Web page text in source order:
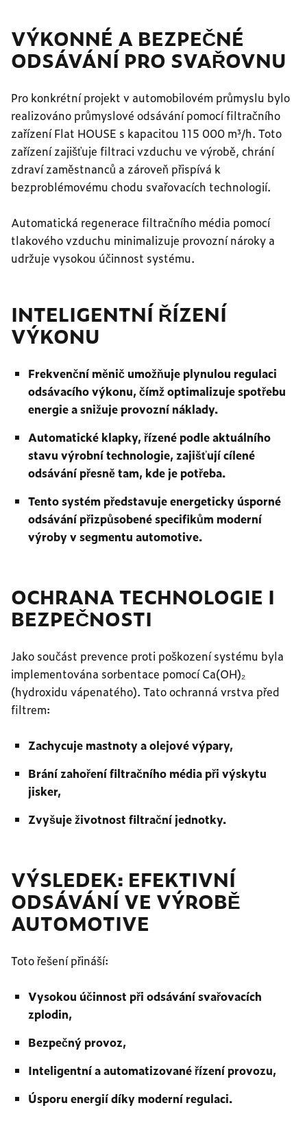
VÝKONNÉ A BEZPEČNÉ
ODSÁVÁNÍ PRO SVAŘOVNU
Pro konkrétní projekt v automobilovém průmyslu bylo
realizováno průmyslové odsávání pomocí filtračního
zařízení Flat HOUSE s kapacitou 115 000 m³/h. Toto
zařízení zajišťuje filtraci vzduchu ve výrobě, chrání
zdraví zaměstnanců a zároveň přispívá k
bezproblémovému chodu svařovacích technologií.
Automatická regenerace filtračního média pomocí
tlakového vzduchu minimalizuje provozní nároky a
udržuje vysokou účinnost systému.
INTELIGENTNÍ ŘÍZENÍ
VÝKONU
Frekvenční měnič umožňuje plynulou regulaci
odsávacího výkonu, čímž optimalizuje spotřebu
energie a snižuje provozní náklady.
Automatické klapky, řízené podle aktuálního
stavu výrobní technologie, zajišťují cílené
odsávání přesně tam, kde je potřeba.
Tento systém představuje energeticky úsporné
odsávání přizpůsobené specifikům moderní
výroby v segmentu automotive.
OCHRANA TECHNOLOGIE I
BEZPEČNOSTI
Jako součást prevence proti poškození systému byla
implementována sorbentace pomocí Ca(OH)₂
(hydroxidu vápenatého). Tato ochranná vrstva před
filtrem:
Zachycuje mastnoty a olejové výpary,
Brání zahoření filtračního média při výskytu
jisker,
Zvyšuje životnost filtrační jednotky.
VÝSLEDEK: EFEKTIVNÍ
ODSÁVÁNÍ VE VÝROBĚ
AUTOMOTIVE
Toto řešení přináší:
Vysokou účinnost při odsávání svařovacích
zplodin,
Bezpečný provoz,
Inteligentní a automatizované řízení provozu,
Úsporu energií díky moderní regulaci.